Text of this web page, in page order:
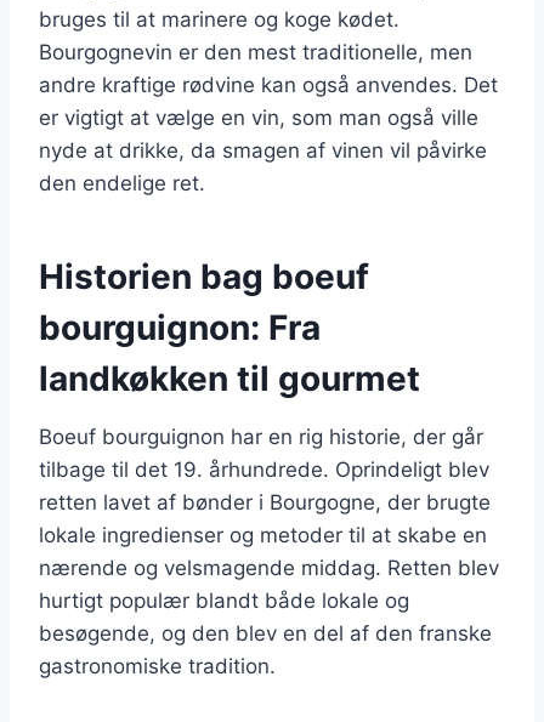
bruges til at marinere og koge kødet.
Bourgognevin er den mest traditionelle, men
andre kraftige rødvine kan også anvendes. Det
er vigtigt at vælge en vin, som man også ville
nyde at drikke, da smagen af vinen vil påvirke
den endelige ret.
Historien bag boeuf
bourguignon: Fra
landkøkken til gourmet
Boeuf bourguignon har en rig historie, der går
tilbage til det 19. århundrede. Oprindeligt blev
retten lavet af bønder i Bourgogne, der brugte
lokale ingredienser og metoder til at skabe en
nærende og velsmagende middag. Retten blev
hurtigt populær blandt både lokale og
besøgende, og den blev en del af den franske
gastronomiske tradition.